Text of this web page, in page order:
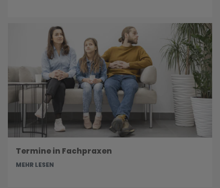
Termine in Fachpraxen
MEHR LESEN